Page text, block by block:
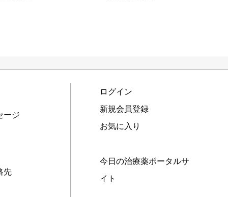
ージ
先
ログイン
新規会員登録
お気に入り
今日の治療薬ポータルサ
イト